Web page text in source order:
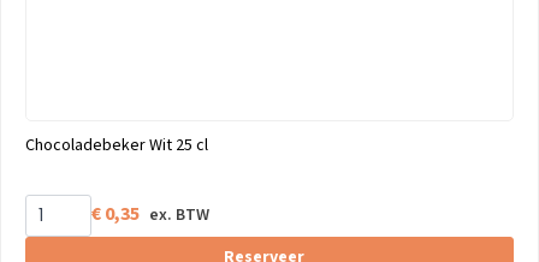
Chocoladebeker Wit 25 cl
€0,35